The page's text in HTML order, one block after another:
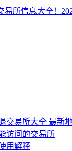
交易所大全 最新
访问的交易所
用解释